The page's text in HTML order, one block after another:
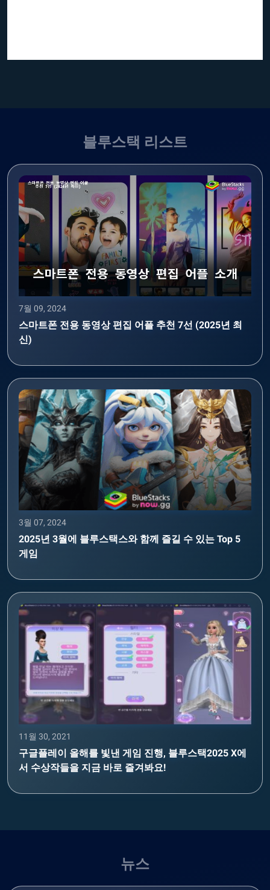
블루스택 리스트
7월 09, 2024
스마트폰 전용 동영상 편집 어플 추천 7선 (2025년 최
신)
3월 07, 2024
2025년 3월에 블루스택스와 함께 즐길 수 있는 Top 5
게임
11월 30, 2021
구글플레이 올해를 빛낸 게임 진행, 블루스택2025 X에
서 수상작들을 지금 바로 즐겨봐요!
뉴스